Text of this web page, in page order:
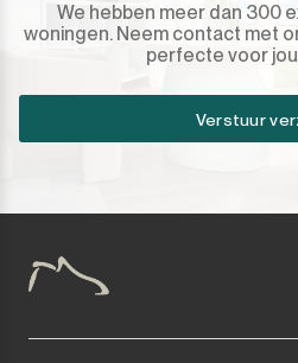
We hebben meer dan 300
woningen. Neem contact met
perfecte voor
Verstuur